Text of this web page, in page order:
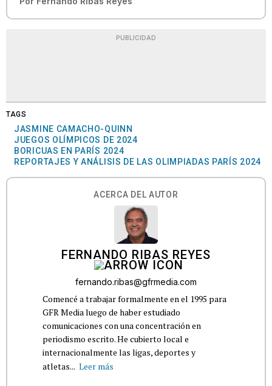
PUBLICIDAD
TAGS
JASMINE CAMACHO-QUINN
JUEGOS OLÍMPICOS DE 2024
BORICUAS EN PARÍS 2024
REPORTAJES Y ANÁLISIS DE LAS OLIMPIADAS PARÍS 2024
ACERCA DEL AUTOR
FERNANDO RIBAS REYES
fernando.ribas@gfrmedia.com
Comencé a trabajar formalmente en el 1995 para
GFR Media luego de haber estudiado
comunicaciones con una concentración en
periodismo escrito. He cubierto local e
internacionalmente las ligas, deportes y
atletas... Leer más